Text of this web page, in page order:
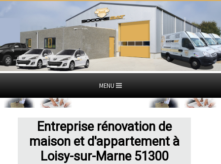
MENU
Entreprise rénovation de
maison et d'appartement à
Loisy-sur-Marne 51300